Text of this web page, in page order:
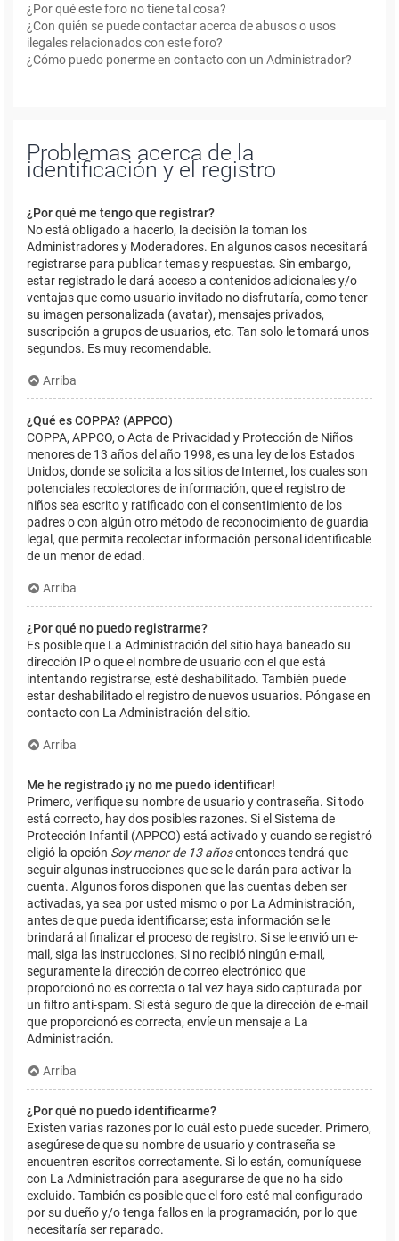
¿Por qué este foro no tiene tal cosa?
¿Con quién se puede contactar acerca de abusos o usos
ilegales relacionados con este foro?
¿Cómo puedo ponerme en contacto con un Administrador?
Problemas acerca de la
identificación y el registro
¿Por qué me tengo que registrar?
No está obligado a hacerlo, la decisión la toman los
Administradores y Moderadores. En algunos casos necesitará
registrarse para publicar temas y respuestas. Sin embargo,
estar registrado le dará acceso a contenidos adicionales y/o
ventajas que como usuario invitado no disfrutaría, como tener
su imagen personalizada (avatar), mensajes privados,
suscripción a grupos de usuarios, etc. Tan solo le tomará unos
segundos. Es muy recomendable.
Arriba
¿Qué es COPPA? (APPCO)
COPPA, APPCO, o Acta de Privacidad y Protección de Niños
menores de 13 años del año 1998, es una ley de los Estados
Unidos, donde se solicita a los sitios de Internet, los cuales son
potenciales recolectores de información, que el registro de
niños sea escrito y ratificado con el consentimiento de los
padres o con algún otro método de reconocimiento de guardia
legal, que permita recolectar información personal identificable
de un menor de edad.
Arriba
¿Por qué no puedo registrarme?
Es posible que La Administración del sitio haya baneado su
dirección IP o que el nombre de usuario con el que está
intentando registrarse, esté deshabilitado. También puede
estar deshabilitado el registro de nuevos usuarios. Póngase en
contacto con La Administración del sitio.
Arriba
Me he registrado ¡y no me puedo identificar!
Primero, verifique su nombre de usuario y contraseña. Si todo
está correcto, hay dos posibles razones. Si el Sistema de
Protección Infantil (APPCO) está activado y cuando se registró
eligió la opción Soy menor de 13 añosentonces tendrá que
seguir algunas instrucciones que se le darán para activar la
cuenta. Algunos foros disponen que las cuentas deben ser
activadas, ya sea por usted mismo o por La Administración,
antes de que pueda identificarse; esta información se le
brindará al finalizar el proceso de registro. Si se le envió un e-
mail, siga las instrucciones. Si no recibió ningún e-mail,
seguramente la dirección de correo electrónico que
proporcionó no es correcta o tal vez haya sido capturada por
un filtro anti-spam. Si está seguro de que la dirección de e-mail
que proporcionó es correcta, envíe un mensaje a La
Administración.
Arriba
¿Por qué no puedo identificarme?
Existen varias razones por lo cuál esto puede suceder. Primero,
asegúrese de que su nombre de usuario y contraseña se
encuentren escritos correctamente. Si lo están, comuníquese
con La Administración para asegurarse de que no ha sido
excluido. También es posible que el foro esté mal configurado
por su dueño y/o tenga fallos en la programación, por lo que
necesitaría ser reparado.